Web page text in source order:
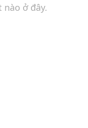
nào ở đây.